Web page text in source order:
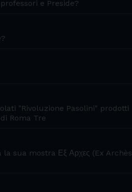
e Preside?
"Rivoluzione Pasolini" prodotti
Roma Tre
sua mostra Εξ Αρχες (Ex Archès